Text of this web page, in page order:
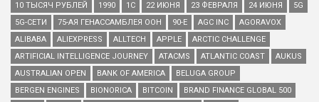
10 ТЫСЯЧ РУБЛЕЙ
1990 1С 22 ИЮНЯ 23 ФЕВРАЛЯ 24 ИЮНЯ
5G
5G-СЕТИ
75-АЯ ГЕНАССАМБЛЕЯ ООН 90-Е AGC INC
AGORAVOX
ALIBABA
ALIEXPRESS ALLTECH APPLE
ARCTIC CHALLENGE
ARTIFICIAL INTELLIGENCE JOURNEY
ATACMS ATLANTIC COAST
AUKUS
AUSTRALIAN OPEN
BANK OF AMERICA
BELUGA GROUP
BERGEN ENGINES
BIONORICA BITCOIN
BRAND FINANCE GLOBAL 500